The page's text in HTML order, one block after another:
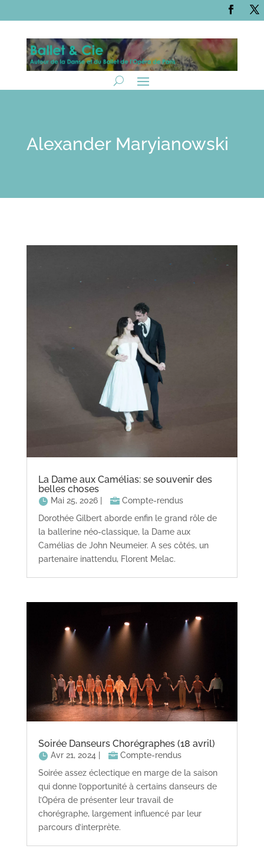
Alexander Maryianowski
La Dame aux Camélias: se souvenir des
belles choses
Mai 25, 2026|
Compte-rendus
Dorothée Gilbert aborde enfin le grand rôle de
la ballerine néo-classique, la Dame aux
Camélias de John Neumeier. A ses côtés, un
partenaire inattendu, Florent Melac.
Soirée Danseurs Chorégraphes (18 avril)
Avr 21, 2024|
Compte-rendus
Soirée assez éclectique en marge de la saison
qui donne l’opportunité à certains danseurs de
l’Opéra de présenter leur travail de
chorégraphe, largement influencé par leur
parcours d’interprète.